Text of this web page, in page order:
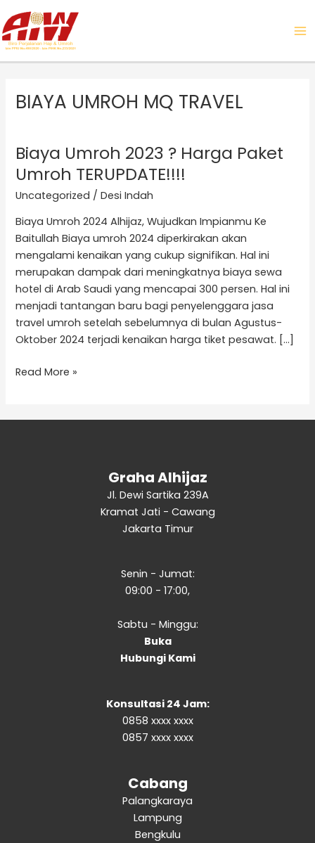
to
content
BIAYA UMROH MQ TRAVEL
Biaya Umroh 2023 ? Harga Paket
Umroh TERUPDATE!!!!
Uncategorized /Desi Indah
Biaya Umroh 2024 Alhijaz, Wujudkan Impianmu Ke
Baitullah Biaya umroh 2024 diperkirakan akan
mengalami kenaikan yang cukup signifikan. Hal ini
merupakan dampak dari meningkatnya biaya sewa
hotel di Arab Saudi yang mencapai 300 persen. Hal ini
menjadi tantangan baru bagi penyelenggara jasa
travel umroh setelah sebelumnya di bulan Agustus-
Oktober 2024 terjadi kenaikan harga tiket pesawat. […]
Biaya
Umroh
2023
?
Harga
Paket
Umroh
TERUPDATE!!!!
Read More »
Graha Alhijaz
Jl. Dewi Sartika 239A
Kramat Jati - Cawang
Jakarta Timur
Senin - Jumat:
09:00 - 17:00,
Sabtu - Minggu:
Buka
Hubungi Kami
Konsultasi 24 Jam:
0858 xxxx xxxx
0857 xxxx xxxx
Cabang
Palangkaraya
Lampung
Bengkulu